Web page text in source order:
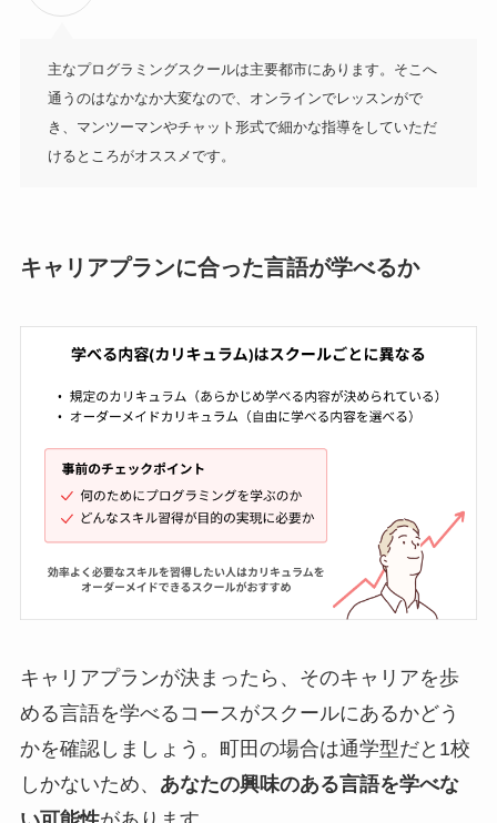
主なプログラミングスクールは主要都市にあります。そこへ
通うのはなかなか大変なので、オンラインでレッスンがで
き、マンツーマンやチャット形式で細かな指導をしていただ
けるところがオススメです。
キャリアプランに合った言語が学べるか
キャリアプランが決まったら、そのキャリアを歩
める言語を学べるコースがスクールにあるかどう
かを確認しましょう。町田の場合は通学型だと1校
しかないため、 あなたの興味のある言語を学べな